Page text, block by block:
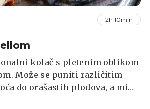
2h 10min
kolač s pletenim oblikom
Može se puniti različitim
do orašastih plodova, a mi